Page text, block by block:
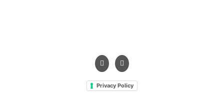
Privacy Policy